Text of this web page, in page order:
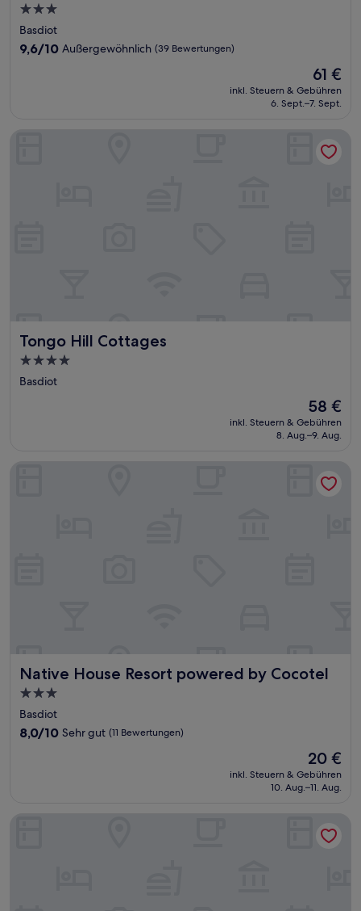
3.0-
Sterne-
Unterkunft
Basdiot
9.6
9,6/10 Außergewöhnlich (39 Bewertungen)
Der
Preis
beträgt
61 €
inkl. Steuern & Gebühren
6. Sept.–7. Sept.
Tongo Hill Cottages
Tongo Hill Cottages
4.0-
Sterne-
Basdiot
Der
Preis
beträgt
58 €
inkl. Steuern & Gebühren
8. Aug.–9. Aug.
Tongo Hill Cottages
Native House Resort powered by Cocotel
Native House Resort powered by Cocotel
3.0-
Sterne-
Unterkunft
Basdiot
8.0
Bewertungen)
8,0/10 Sehr gut (11 Bewertungen)
Der
Preis
beträgt
20 €
inkl. Steuern & Gebühren
10. Aug.–11. Aug.
Neptune Diving Resort Moalboal